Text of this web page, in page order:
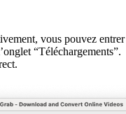
vous pouvez entrer
“Téléchargements”.